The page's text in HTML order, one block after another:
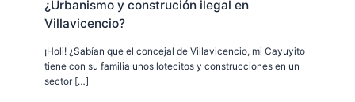
¿Urbanismo y construción ilegal en
Villavicencio?
¡Holi! ¿Sabían que el concejal de Villavicencio, mi Cayuyito
tiene con su familia unos lotecitos y construcciones en un
sector […]